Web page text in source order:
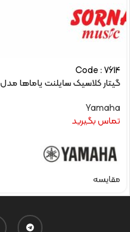
Code : 7614
گیتار کلاسیک سایلنت یاماها مدل SLG200N CRIMSON RED
Yamaha
تماس بگیرید
مقایسه